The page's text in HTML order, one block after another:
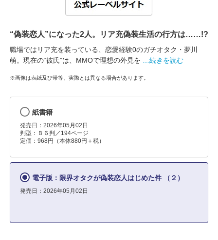
“偽装恋人”になった2人。リア充偽装生活の行方は……!?
職場ではリア充を装っている、恋愛経験0のガチオタク・夢川
萌。現在の“彼氏”は、MMOで理想の外見を
…続きを読む
※画像は表紙及び帯等、実際とは異なる場合があります。
紙書籍
発売日：2026年05月02日
判型：Ｂ６判／194ページ
定価：968円（本体880円＋税）
電子版：限界オタクが偽装恋人はじめた件 （２）
発売日：2026年05月02日